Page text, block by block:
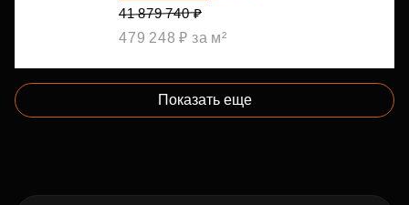
41 879 740 ₽
479 248 ₽ за м²
Показать еще